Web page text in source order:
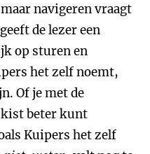
navigeren vraagt
de lezer een
op sturen en
het zelf noemt,
Of je met de
beter kunt
Kuipers het zelf